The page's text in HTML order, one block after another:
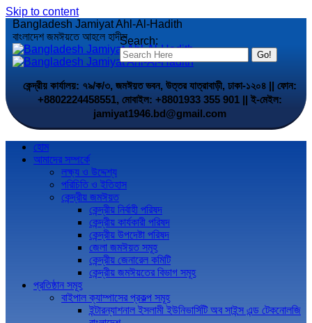
Skip to content
Search:
Bangladesh Jamiyat Ahl-Al-Hadith
বাংলাদেশ জমঈয়তে আহলে হাদীস
কেন্দ্রীয় কার্যালয়: ৭৯/ক/৩, জমঈয়ত ভবন, উত্তর যাত্রাবাড়ী, ঢাকা-১২০৪ || ফোন:
+8802224458551, মোবাইল: +8801933 355 901 || ই-মেইল:
jamiyat1946.bd@gmail.com
হোম
আমাদের সম্পর্কে
লক্ষ্য ও উদ্দেশ্য
পরিচিতি ও ইতিহাস
কেন্দ্রীয় জমঈয়ত
কেন্দ্রীয় নির্বাহী পরিষদ
কেন্দ্রীয় কার্যকারী পরিষদ
কেন্দ্রীয় উপদেষ্টা পরিষদ
জেলা জমঈয়ত সমূহ
কেন্দ্রীয় জেনারেল কমিটি
কেন্দ্রীয় জমঈয়তের বিভাগ সমূহ
প্রতিষ্ঠান সমূহ
বাইপাল ক্যাম্পাসের প্রকল্প সমূহ
ইন্টারন্যাশনাল ইসলামী ইউনিভার্সিটি অব সাইন্স এন্ড টেকনোলজি